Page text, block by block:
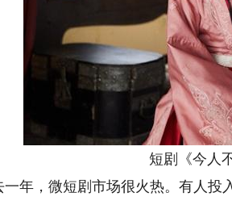
短剧《今人不
，微短剧市场很火热。有人投